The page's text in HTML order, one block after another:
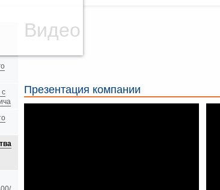
с
Видео
Презентация компании